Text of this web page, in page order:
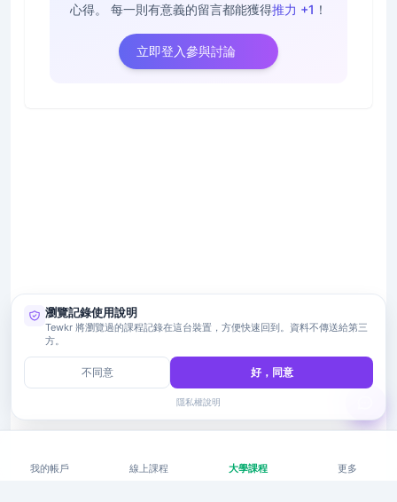
心得。
每一則有意義的留言都能獲得推力 +1 ！
立即登入參與討論
我的帳戶 線上課程 大學課程 更多
瀏覽記錄使用說明
Tewkr 將瀏覽過的課程記錄在這台裝置，方便快速回到。資料不傳送給第三
方。
不同意 好，同意
隱私權說明